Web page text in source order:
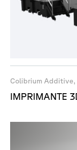
Colibrium Additive,
IMPRIMANTE